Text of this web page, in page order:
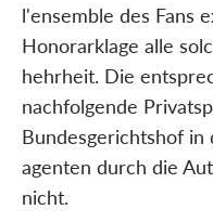
l'ensemble des Fans
Honorarklage alle
hehrheit. Die
nachfolgende
Bundesgerichtshof
agenten durch die
nicht.